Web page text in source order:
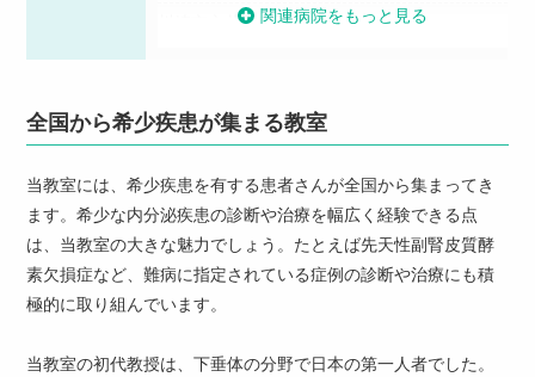
川崎市立井田病院
公立学校共済組合関東中央病院
関連病院をもっと見る
関連病院を閉じる
全国から希少疾患が集まる教室
当教室には、希少疾患を有する患者さんが全国から集まってき
ます。希少な内分泌疾患の診断や治療を幅広く経験できる点
は、当教室の大きな魅力でしょう。たとえば先天性副腎皮質酵
素欠損症など、難病に指定されている症例の診断や治療にも積
極的に取り組んでいます。
当教室の初代教授は、下垂体の分野で日本の第一人者でした。